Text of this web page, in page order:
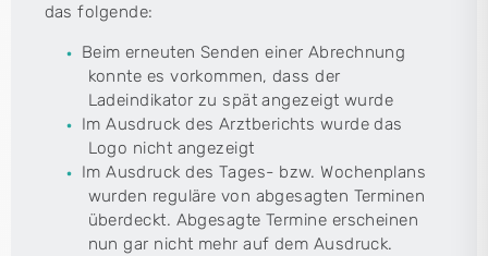
das folgende:
Beim erneuten Senden einer Abrechnung
konnte es vorkommen, dass der
Ladeindikator zu spät angezeigt wurde
Im Ausdruck des Arztberichts wurde das
Logo nicht angezeigt
Im Ausdruck des Tages- bzw. Wochenplans
wurden reguläre von abgesagten Terminen
überdeckt. Abgesagte Termine erscheinen
nun gar nicht mehr auf dem Ausdruck.